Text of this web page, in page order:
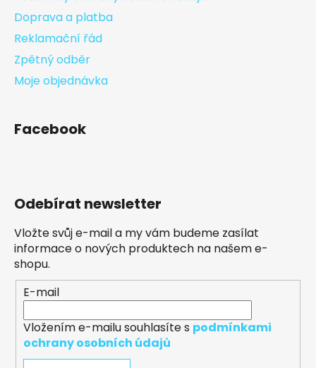
Doprava a platba
Reklamační řád
Zpětný odběr
Moje objednávka
Facebook
Odebírat newsletter
Vložte svůj e-mail a my vám budeme zasílat
informace o nových produktech na našem e-
shopu.
E-mail
Vložením e-mailu souhlasíte s podmínkami
ochrany osobních údajů